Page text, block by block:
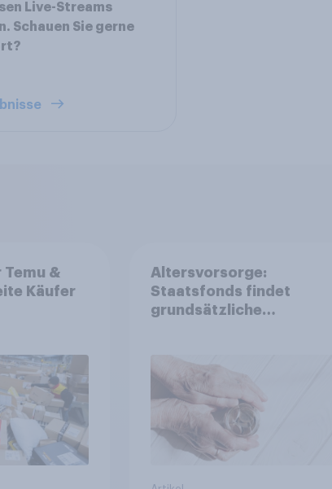
Live-Streams
Schauen Sie gerne
Temu &
Käufer
Altersvorsorge:
Staatsfonds findet
grundsätzliche
entscheiden über die
Akzeptanz